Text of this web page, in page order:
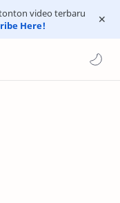
video terbaru
Here!